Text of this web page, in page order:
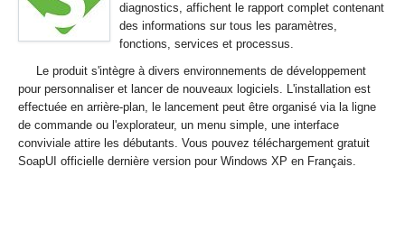
diagnostics, affichent le rapport complet contenant
des informations sur tous les paramètres,
fonctions, services et processus.
Le produit s'intègre à divers environnements de développement
pour personnaliser et lancer de nouveaux logiciels. L'installation est
effectuée en arrière-plan, le lancement peut être organisé via la ligne
de commande ou l'explorateur, un menu simple, une interface
conviviale attire les débutants. Vous pouvez téléchargement gratuit
SoapUI officielle dernière version pour Windows XP en Français.